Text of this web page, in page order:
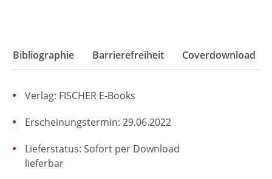
Bibliographie Barrierefreiheit Coverdownload
Verlag: FISCHER E-Books
Erscheinungstermin: 29.06.2022
Lieferstatus: Sofort per Download
lieferbar